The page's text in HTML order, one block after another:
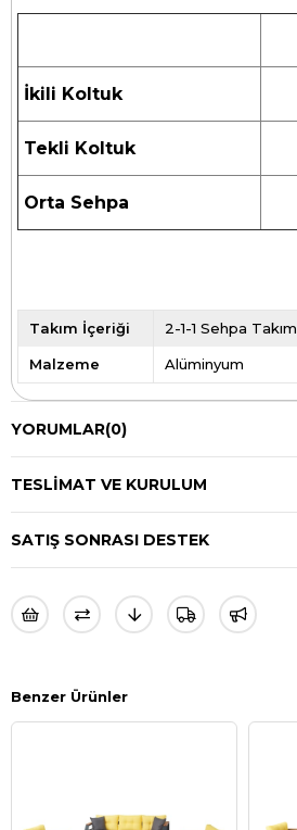
İkili Koltuk
Tekli Koltuk
Orta Sehpa
Takım İçeriği 2-1-1 Sehpa Takım
Malzeme Alüminyum
YORUMLAR(0)
TESLIMAT VE KURULUM
SATIŞ SONRASI DESTEK
Benzer Ürünler